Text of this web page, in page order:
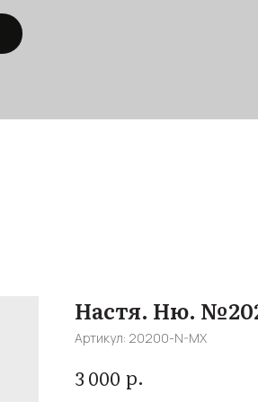
Настя. Ню.
Артикул: 20200-N-MX
3 000 р.